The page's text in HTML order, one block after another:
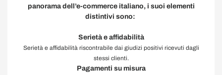
panorama dell’e-commerce italiano, i suoi elementi
distintivi sono:
Serietà e affidabilità
Serietà e affidabilità riscontrabile dai giudizi positivi ricevuti dagli
stessi clienti.
Pagamenti su misura